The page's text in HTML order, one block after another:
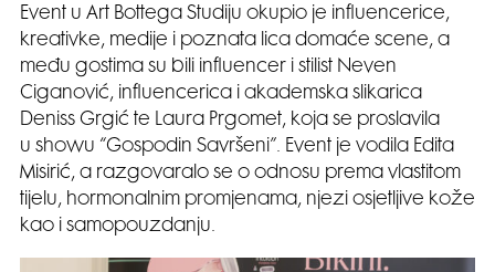
Event u Art Bottega Studiju okupio je influencerice,
kreativke, medije i poznata lica domaće scene, a
među gostima su bili influencer i stilist Neven
Ciganović, influencerica i akademska slikarica
Deniss Grgić te Laura Prgomet, koja se proslavila
u showu “Gospodin Savršeni”. Event je vodila Edita
Misirić, a razgovaralo se o odnosu prema vlastitom
tijelu, hormonalnim promjenama, njezi osjetljive kože
kao i samopouzdanju.